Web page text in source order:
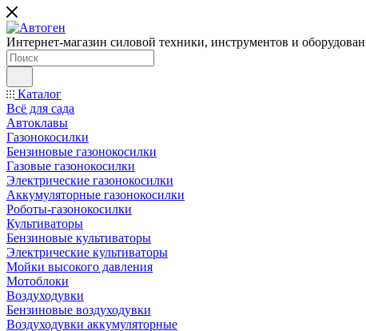
Интернет-магазин силовой техники, инструментов и
Каталог
Всё для сада
Автоклавы
Газонокосилки
Бензиновые газонокосилки
Газовые газонокосилки
Электрические газонокосилки
Аккумуляторные газонокосилки
Роботы-газонокосилки
Культиваторы
Бензиновые культиваторы
Электрические культиваторы
Мойки высокого давления
Мотоблоки
Воздуходувки
Бензиновые воздуходувки
Воздуходувки аккумуляторные